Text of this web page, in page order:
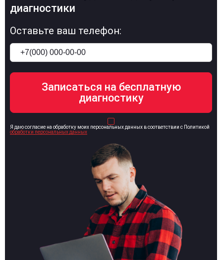
диагностики
Оставьте ваш телефон:
Я даю согласие на обработку моих персональных данных в соответствии с Политикой
обработки персональных данных